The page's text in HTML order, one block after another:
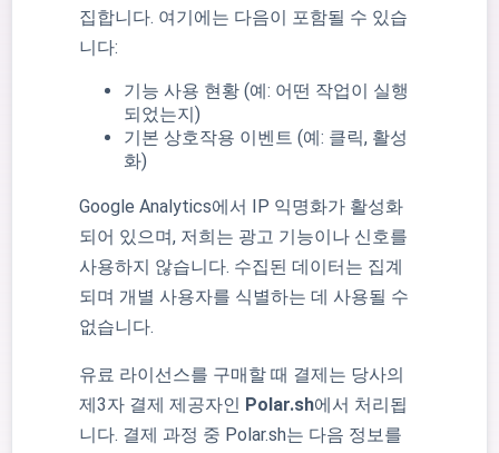
집합니다. 여기에는 다음이 포함될 수 있습
니다:
기능 사용 현황 (예: 어떤 작업이 실행
되었는지)
기본 상호작용 이벤트 (예: 클릭, 활성
화)
Google Analytics에서 IP 익명화가 활성화
되어 있으며, 저희는 광고 기능이나 신호를
사용하지 않습니다. 수집된 데이터는 집계
되며 개별 사용자를 식별하는 데 사용될 수
없습니다.
유료 라이선스를 구매할 때 결제는 당사의
제3자 결제 제공자인 Polar.sh에서 처리됩
니다. 결제 과정 중 Polar.sh는 다음 정보를